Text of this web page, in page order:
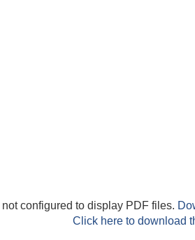
configured to display PDF files.
Click here to download